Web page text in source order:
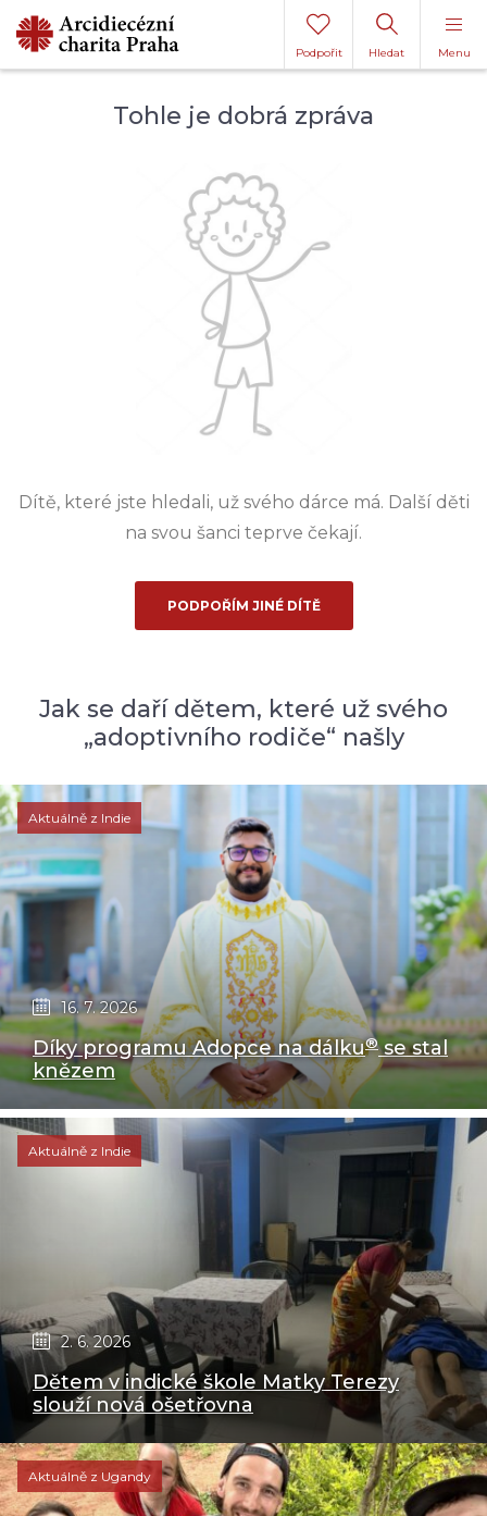
Menu
Hledat
Podpořit
Tohle je dobrá zpráva
Dítě, které jste hledali, už svého dárce má. Další děti
na svou šanci teprve čekají.
PODPOŘÍM JINÉ DÍTĚ
Jak se daří dětem, které už svého
„adoptivního rodiče“ našly
Aktuálně z Indie
16. 7. 2026
Díky programu Adopce na dálku®se stal
knězem
Aktuálně z Indie
2. 6. 2026
Dětem v indické škole Matky Terezy
slouží nová ošetřovna
Aktuálně z Ugandy